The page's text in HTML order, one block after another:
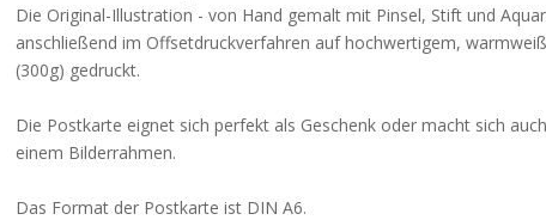
Die Original-Illustration - von Hand gemalt mit Pinsel, Stift und
anschließend im Offsetdruckverfahren auf hochwertigem,
(300g) gedruckt.
Die Postkarte eignet sich perfekt als Geschenk oder macht sich
einem Bilderrahmen.
Das Format der Postkarte ist DIN A6.